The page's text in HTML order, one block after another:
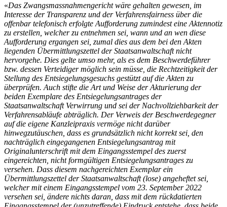
«Das Zwangsmassnahmengericht wäre gehalten gewesen, im
Interesse der Transparenz und der Verfahrensfairness über die
offenbar telefonisch erfolgte Aufforderung zumindest eine Aktennotiz
zu erstellen, welcher zu entnehmen sei, wann und an wen diese
Aufforderung ergangen sei, zumal dies aus dem bei den Akten
liegenden Übermittlungszettel der Staatsanwaltschaft nicht
hervorgehe. Dies gelte umso mehr, als es dem Beschwerdeführer
bzw. dessen Verteidiger möglich sein müsse, die Rechtzeitigkeit der
Stellung des Entsiegelungsgesuchs gestützt auf die Akten zu
überprüfen. Auch stifte die Art und Weise der Akturierung der
beiden Exemplare des Entsiegelungsantrages der
Staatsanwaltschaft Verwirrung und sei der Nachvollziehbarkeit der
Verfahrensabläufe abträglich. Der Verweis der Beschwerdegegner
auf die eigene Kanzleipraxis vermöge nicht darüber
hinwegzutäuschen, dass es grundsätzlich nicht korrekt sei, den
nachträglich eingegangenen Entsiegelungsantrag mit
Originalunterschrift mit dem Eingangsstempel des zuerst
eingereichten, nicht formgültigen Entsiegelungsantrages zu
versehen. Dass diesem nachgereichten Exemplar ein
Übermittlungszettel der Staatsanwaltschaft (lose) angeheftet sei,
welcher mit einem Eingangsstempel vom 23. September 2022
versehen sei, ändere nichts daran, dass mit dem rückdatierten